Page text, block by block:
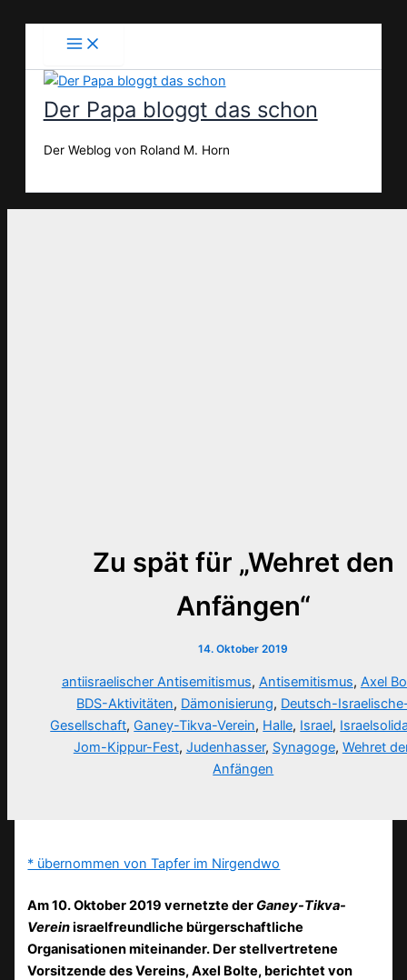
Der Papa bloggt das schon
Der Weblog von Roland M. Horn
Zu spät für „Wehret den
Anfängen“
14. Oktober 2019
antiisraelischer Antisemitismus, Antisemitismus, Axel
BDS-Aktivitäten, Dämonisierung, Deutsch-
Gesellschaft, Ganey-Tikva-Verein, Halle, Israel,
Jom-Kippur-Fest, Judenhasser, Synagoge, Wehret
Anfängen
* übernommen von Tapfer im Nirgendwo
Am 10. Oktober 2019 vernetzte der Ganey-Tikva-
Vereinisraelfreundliche bürgerschaftliche
Organisationen miteinander. Der stellvertretene
Vorsitzende des Vereins, Axel Bolte, berichtet von